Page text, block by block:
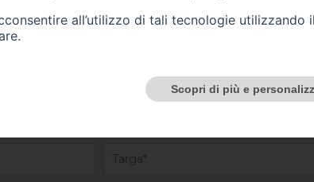
all’utilizzo di tali tecnologie utilizzando
Scopri di più e